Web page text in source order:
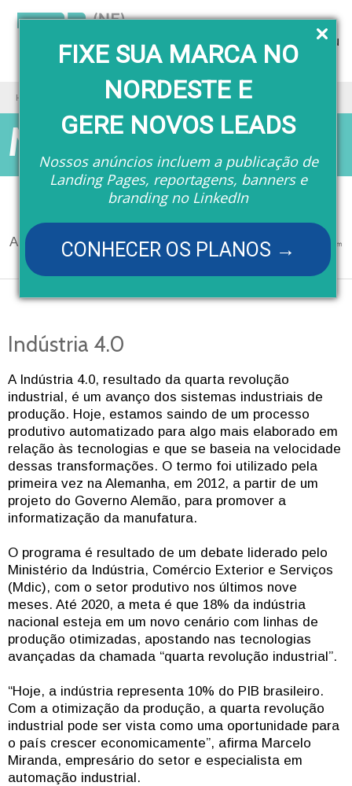
FIXE SUA MARCA NO
NORDESTE E
GERE NOVOS LEADS
Nossos anúncios incluem a publicação de
Landing Pages, reportagens, banners e
branding no LinkedIn
CONHECER OS PLANOS →
Menu
Home Indústria 4.0
Matérias
A seçãoMatéria de capaé apoiada por:
Indústria 4.0
A Indústria 4.0, resultado da quarta revolução
industrial, é um avanço dos sistemas industriais de
produção. Hoje, estamos saindo de um processo
produtivo automatizado para algo mais elaborado em
relação às tecnologias e que se baseia na velocidade
dessas transformações. O termo foi utilizado pela
primeira vez na Alemanha, em 2012, a partir de um
projeto do Governo Alemão, para promover a
informatização da manufatura.
O programa é resultado de um debate liderado pelo
Ministério da Indústria, Comércio Exterior e Serviços
(Mdic), com o setor produtivo nos últimos nove
meses. Até 2020, a meta é que 18% da indústria
nacional esteja em um novo cenário com linhas de
produção otimizadas, apostando nas tecnologias
avançadas da chamada “quarta revolução industrial”.
“Hoje, a indústria representa 10% do PIB brasileiro.
Com a otimização da produção, a quarta revolução
industrial pode ser vista como uma oportunidade para
o país crescer economicamente”, afirma Marcelo
Miranda, empresário do setor e especialista em
automação industrial.